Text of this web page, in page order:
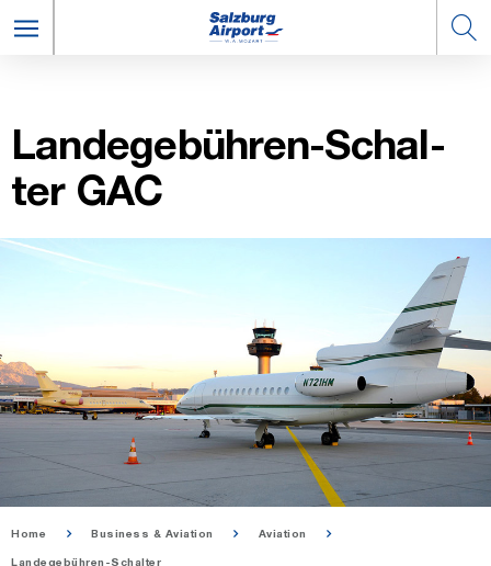
Lan­de­ge­büh­ren-Schal­
ter GAC
Home Business & Aviation Aviation
Landegebühren-Schalter